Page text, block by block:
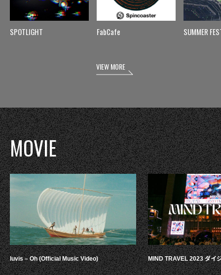
SPOTLIGHT FabCafe SUMMER
VIEW MORE
MOVIE
luvis – Oh (Official Music Video) MIND TRAVEL 2023 ダイ